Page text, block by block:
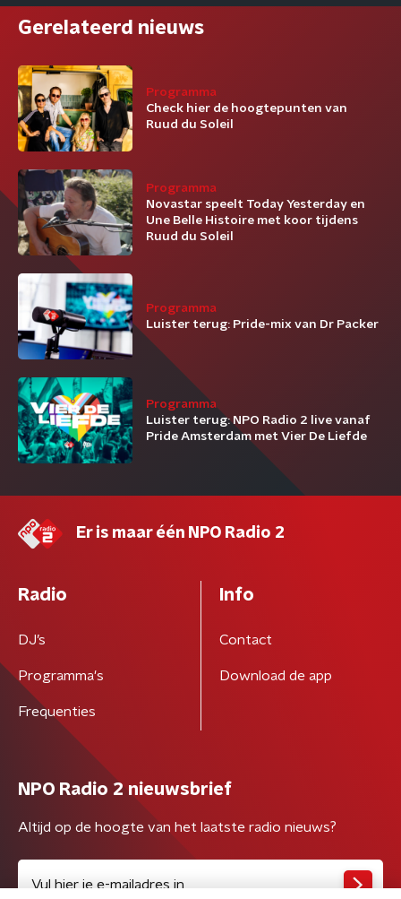
Gerelateerd nieuws
Programma
Check hier de hoogtepunten van
Ruud du Soleil
Programma
Novastar speelt Today Yesterday en
Une Belle Histoire met koor tijdens
Ruud du Soleil
Programma
Luister terug: Pride-mix van Dr Packer
Programma
Luister terug: NPO Radio 2 live vanaf
Pride Amsterdam met Vier De Liefde
Er is maar één NPO Radio 2
Radio
DJ’s
Programma's
Frequenties
Info
Contact
Download de app
NPO Radio 2 nieuwsbrief
Altijd op de hoogte van het laatste radio nieuws?